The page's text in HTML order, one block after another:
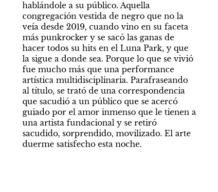
hablándole a su público. Aquella
congregación vestida de negro que no la
veía desde 2019, cuando vino en su faceta
más punkrocker y se sacó las ganas de
hacer todos su hits en el Luna Park, y que
la sigue a donde sea. Porque lo que se vivió
fue mucho más que una performance
artística multidisciplinaria. Parafraseando
al título, se trató de una correspondencia
que sacudió a un público que se acercó
guiado por el amor inmenso que le tienen a
una artista fundacional y se retiró
sacudido, sorprendido, movilizado. El arte
duerme satisfecho esta noche.